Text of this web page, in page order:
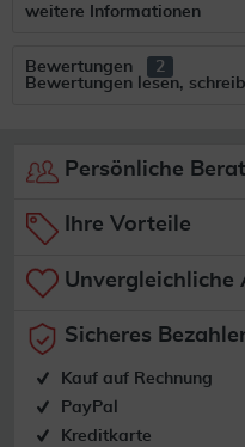
weitere Informationen
Bewertungen
2
Bewertungen lesen,
Persönliche
Ihre Vorteile
Unvergleichliche
Sicheres
Kauf auf Rechnung
PayPal
Kreditkarte